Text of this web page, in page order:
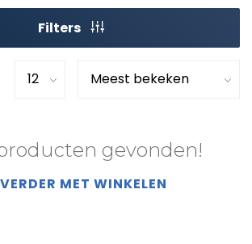
Filters
gevonden!
MET WINKELEN